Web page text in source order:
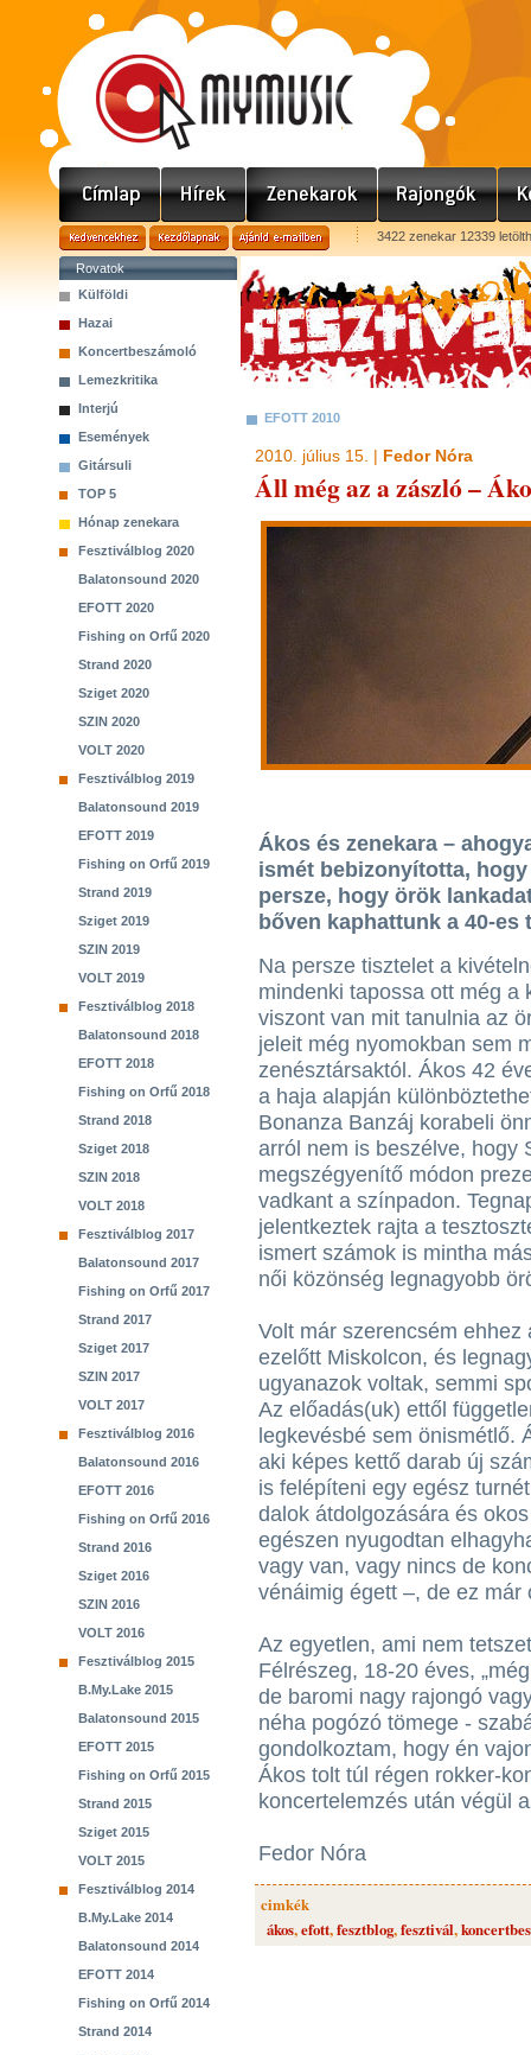
3422 zenekar 12339
Rovatok
Külföldi
Hazai
Koncertbeszámoló
Lemezkritika
Interjú
Események
Gitársuli
TOP 5
Hónap zenekara
Fesztiválblog 2020
Balatonsound 2020
EFOTT 2020
Fishing on Orfű 2020
Strand 2020
Sziget 2020
SZIN 2020
VOLT 2020
Fesztiválblog 2019
Balatonsound 2019
EFOTT 2019
Fishing on Orfű 2019
Strand 2019
Sziget 2019
SZIN 2019
VOLT 2019
Fesztiválblog 2018
Balatonsound 2018
EFOTT 2018
Fishing on Orfű 2018
Strand 2018
Sziget 2018
SZIN 2018
VOLT 2018
Fesztiválblog 2017
Balatonsound 2017
Fishing on Orfű 2017
Strand 2017
Sziget 2017
SZIN 2017
VOLT 2017
Fesztiválblog 2016
Balatonsound 2016
EFOTT 2016
Fishing on Orfű 2016
Strand 2016
Sziget 2016
SZIN 2016
VOLT 2016
Fesztiválblog 2015
B.My.Lake 2015
Balatonsound 2015
EFOTT 2015
Fishing on Orfű 2015
Strand 2015
Sziget 2015
VOLT 2015
Fesztiválblog 2014
B.My.Lake 2014
Balatonsound 2014
EFOTT 2014
Fishing on Orfű 2014
Strand 2014
EFOTT 2010
2010. július 15. | Fedor Nóra
Áll még az a zászló –
Ákos és zenekara –
ismét bebizonyította,
persze, hogy örök
bőven kaphattunk a 40-
Na persze tisztelet a
mindenki tapossa ott még a
viszont van mit tanulnia az
jeleit még nyomokban sem
zenésztársaktól. Ákos 42
a haja alapján
Bonanza Banzáj korabeli
arról nem is beszélve, hogy
megszégyenítő módon
vadkant a színpadon.
jelentkeztek rajta a
ismert számok is mintha
női közönség legnagyobb
Volt már szerencsém
ezelőtt Miskolcon, és
ugyanazok voltak, semmi
Az előadás(uk) ettől
legkevésbé sem önismétlő.
aki képes kettő darab új
is felépíteni egy egész
dalok átdolgozására és
egészen nyugodtan
vagy van, vagy nincs de
vénáimig égett –, de ez
Az egyetlen, ami nem
Félrészeg, 18-20 éves,
de baromi nagy rajongó
néha pogózó tömege -
gondolkoztam, hogy én
Ákos tolt túl régen rokker-
koncertelemzés után végül
Fedor Nóra
cimkék
ákos,efott,fesztblog,fesztivál,